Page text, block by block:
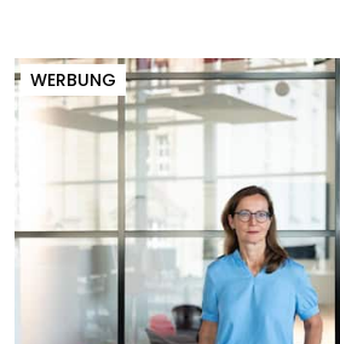
WERBUNG